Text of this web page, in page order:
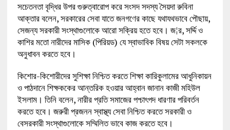
সচেতনতা বৃদ্ধির উপর গুরুত্বারোপ করে সংসদ সদস্য সৈয়দা রুবিনা
আক্তার বলেন, সরকারের সেবা যাতে জনগণের কাছে যথাযথভাবে পৌছায়,
সেজন্য সরকারী সংস্থাগুলোকে আরো সক্রিয় হতে হবে। জ¦র, সর্দ্দি ও
কাশির মতো নারীদের মাসিক (পিরিয়ড) যে স্বাভাবিক বিষয় সেটা সকলকে
অনুধাবন করতে হবে।
কিশোর-কিশোরীদের সুশিক্ষা নিশ্চিত করতে শিক্ষা কারিকুলামের আধুনিকায়ন
ও পাঠদানে শিক্ষককের আন্তরিক হওয়ার আহ্বান জানান কাজী মহিউল
ইসলাম। তিনি বলেন, নারীর প্রতি সমাজের পশ্চাৎপদ ধারণার পরিবর্তন
করতে হবে। জরুরী প্রজনন স্বাস্থ্য সেবা নিশ্চিত করতে সরকারী ও
বেসরকারী সংস্থাগুলোকে সম্মিলিত ভাবে কাজ করতে হবে।